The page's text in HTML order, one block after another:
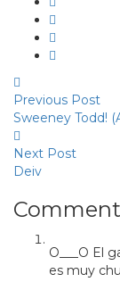
Previous Post
Sweeney Todd!
Next Post
Deiv
O___O El
es muy